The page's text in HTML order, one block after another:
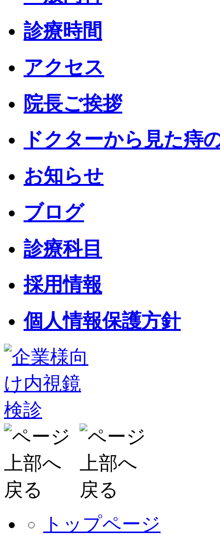
診療時間
アクセス
院長ご挨拶
ドクターから見た痔
お知らせ
ブログ
診療科目
採用情報
個人情報保護方針
トップページ